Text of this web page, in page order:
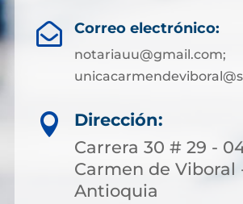
 Correo electrónico:
notariauu@gmail.com;

Dirección:
Carrera 30 # 29 -
Carmen de Viboral
Antioquia